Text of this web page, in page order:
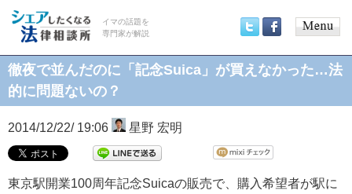
イマの話題を
専門家が解説
menu
徹夜で並んだのに「記念Suica」が買えなかった…法
的に問題ないの？
2014/12/22/ 19:06 星野 宏明
東京駅開業100周年記念Suicaの販売で、購入希望者が駅に